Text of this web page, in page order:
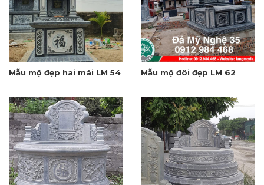
Mẫu mộ đẹp hai mái LM 54 Mẫu mộ đôi đẹp LM 62